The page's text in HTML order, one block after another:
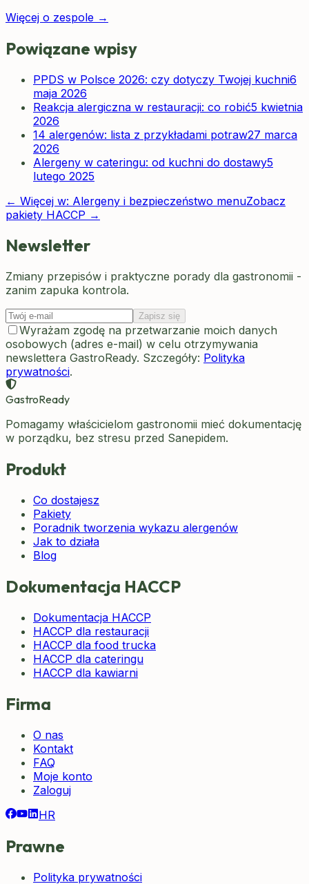
Więcej o zespole →
Powiązane wpisy
PPDS w Polsce 2026: czy dotyczy Twojej kuchni6
maja 2026
Reakcja alergiczna w restauracji: co robić5 kwietnia
2026
14 alergenów: lista z przykładami potraw27 marca
2026
Alergeny w cateringu: od kuchni do dostawy5
lutego 2025
← Więcej w: Alergeny i bezpieczeństwo menuZobacz
pakiety HACCP →
Newsletter
Zmiany przepisów i praktyczne porady dla gastronomii -
zanim zapuka kontrola.
Zapisz się
Wyrażam zgodę na przetwarzanie moich danych
osobowych (adres e-mail) w celu otrzymywania
newslettera GastroReady. Szczegóły: Polityka
prywatności.
GastroReady
Pomagamy właścicielom gastronomii mieć dokumentację
w porządku, bez stresu przed Sanepidem.
Produkt
Co dostajesz
Pakiety
Poradnik tworzenia wykazu alergenów
Jak to działa
Blog
Dokumentacja HACCP
Dokumentacja HACCP
HACCP dla restauracji
HACCP dla food trucka
HACCP dla cateringu
HACCP dla kawiarni
Firma
O nas
Kontakt
FAQ
Moje konto
Zaloguj
HR
Prawne
Polityka prywatności